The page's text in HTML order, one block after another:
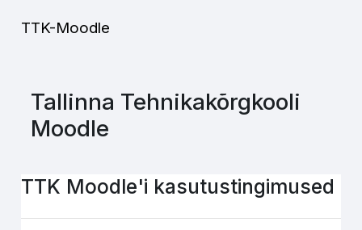
TTK-Moodle
Tallinna Tehnikakõrgkooli
Moodle
TTK Moodle'i kasutustingimused